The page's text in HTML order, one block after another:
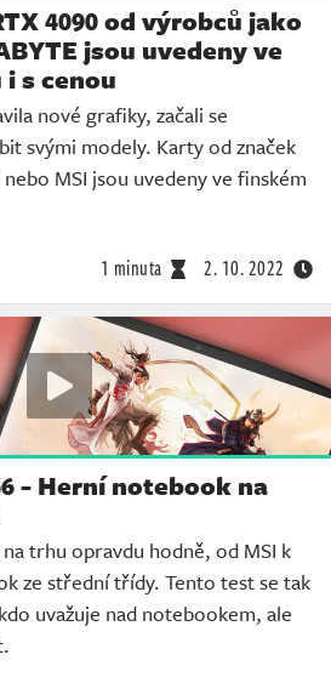
4090 od výrobců jako
jsou uvedeny ve
s cenou
nové grafiky, začali se
svými modely. Karty od značek
nebo MSI jsou uvedeny ve finském
1 minuta 2. 10. 2022
- Herní notebook na
trhu opravdu hodně, od MSI k
ze střední třídy. Tento test se tak
uvažuje nad notebookem, ale